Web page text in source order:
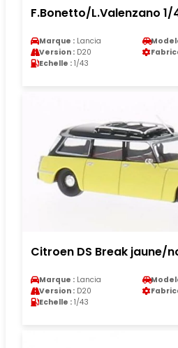
F.Bonetto/L.Valenzano 1/
Marque : Lancia
Version : D20
Echelle : 1/43
Citroen DS Break jaune/
Marque : Lancia
Version : D20
Echelle : 1/43